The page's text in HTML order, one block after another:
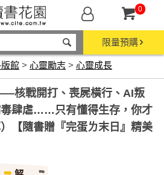
0
限量預購
館 > 心靈勵志 > 心靈成長
核戰開打、喪屍橫行、AI叛
毒肆虐……只有懂得生存，你才
【隨書贈『完蛋ㄌ末日』精美